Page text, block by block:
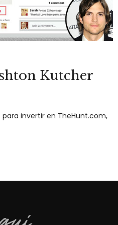
Kutcher
invertir en TheHunt.com,